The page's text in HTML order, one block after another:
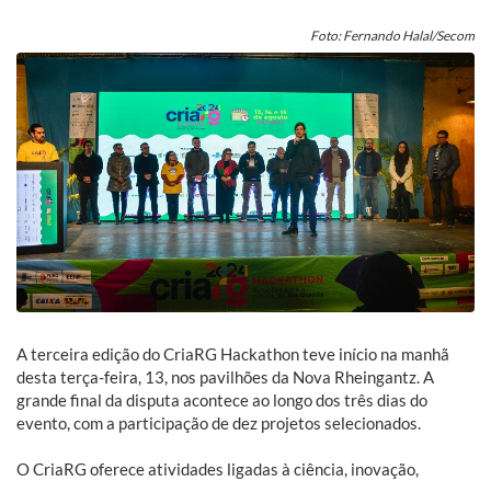
Foto: Fernando Halal/Secom
A terceira edição do CriaRG Hackathon teve início na manhã
desta terça-feira, 13, nos pavilhões da Nova Rheingantz. A
grande final da disputa acontece ao longo dos três dias do
evento, com a participação de dez projetos selecionados.
O CriaRG oferece atividades ligadas à ciência, inovação,